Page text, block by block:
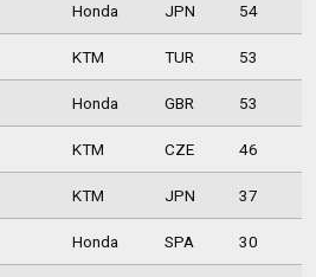
Honda JPN 54
KTM TUR 53
Honda GBR 53
KTM CZE 46
KTM JPN 37
Honda SPA 30